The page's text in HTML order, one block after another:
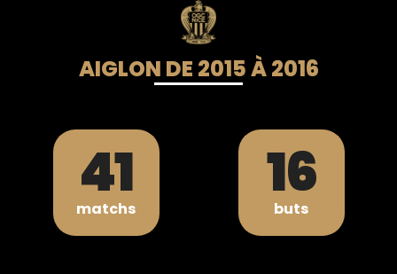
AIGLON DE 2015 À 2016
41
matchs 16
buts